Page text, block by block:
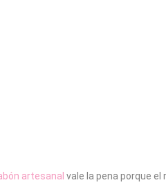
artesanal vale la pena porque